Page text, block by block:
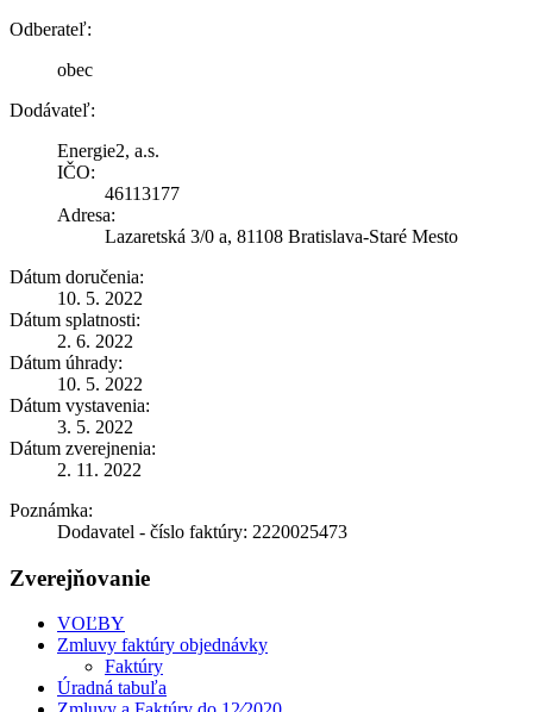
Odberateľ:
obec
Dodávateľ:
Energie2, a.s.
IČO:
46113177
Adresa:
Lazaretská 3/0 a, 81108 Bratislava-Staré Mesto
Dátum doručenia:
10. 5. 2022
Dátum splatnosti:
2. 6. 2022
Dátum úhrady:
10. 5. 2022
Dátum vystavenia:
3. 5. 2022
Dátum zverejnenia:
2. 11. 2022
Poznámka:
Dodavatel - číslo faktúry: 2220025473
Zverejňovanie
VOĽBY
Zmluvy faktúry objednávky
Faktúry
Úradná tabuľa